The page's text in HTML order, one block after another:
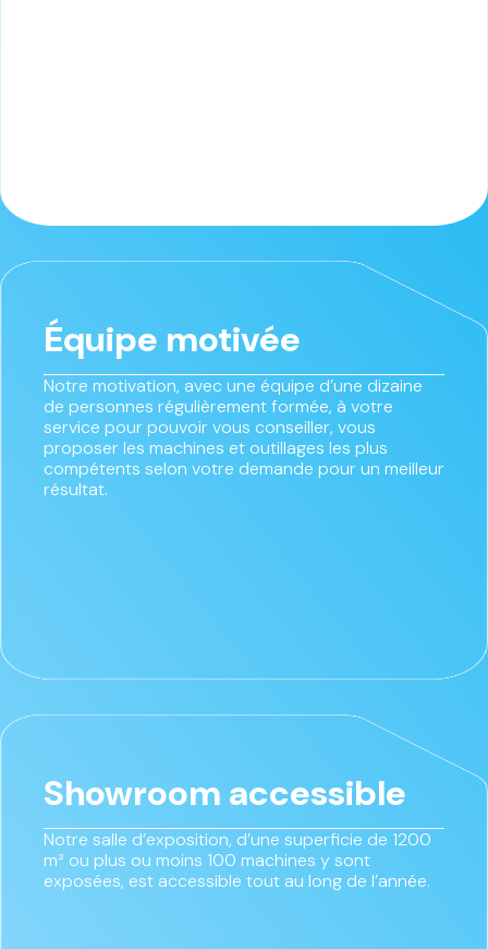
Équipe motivée
Notre motivation, avec une équipe d’une dizaine
de personnes régulièrement formée, à votre
service pour pouvoir vous conseiller, vous
proposer les machines et outillages les plus
compétents selon votre demande pour un meilleur
résultat.
Showroom accessible
Notre salle d’exposition, d’une superficie de 1200
m² ou plus ou moins 100 machines y sont
exposées, est accessible tout au long de l’année.